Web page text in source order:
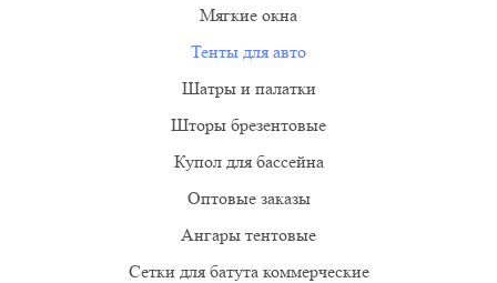
Тенты для авто
Купол для бассейна
Оптовые заказы
Ангары тентовые
Сетки для батута коммерческие